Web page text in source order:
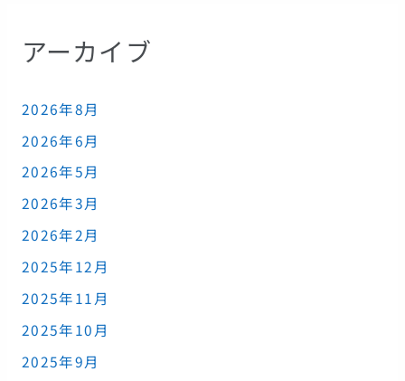
アーカイブ
2026年8月
2026年6月
2026年5月
2026年3月
2026年2月
2025年12月
2025年11月
2025年10月
2025年9月